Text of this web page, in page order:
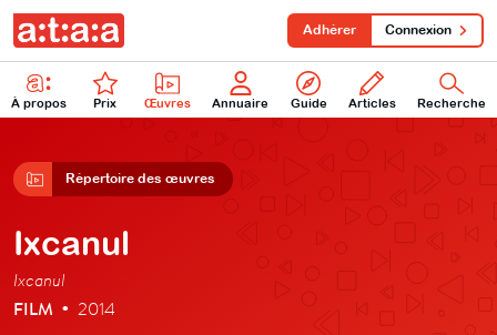
À propos Prix Œuvres Annuaire Guide Articles Recherche
Adhérer Connexion
Répertoire des œuvres
Ixcanul
Ixcanul
FILM • 2014